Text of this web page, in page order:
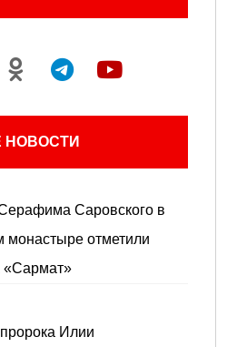
НОВОСТИ
Саровского в
монастыре отметили
«Сармат»
Илии